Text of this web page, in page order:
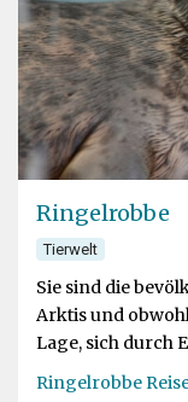
Ringelrobbe
Tierwelt
Sie sind die
Arktis und
Lage, sich durch
als ihre Körper
Ringelrobbe